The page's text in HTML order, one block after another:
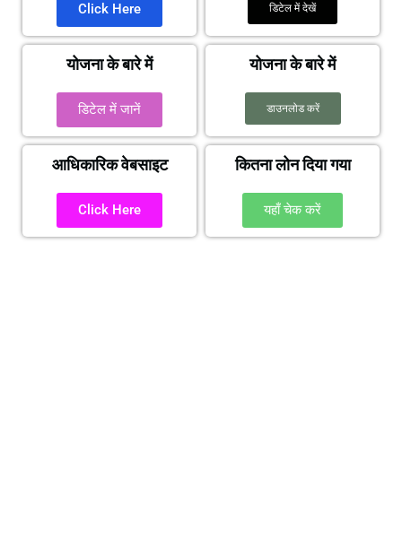
Click Here डिटेल में देखें
योजना के बारे में
डिटेल में जानें
योजना के बारे में
डाउनलोड करें
आधिकारिक वेबसाइट
Click Here
कितना लोन दिया गया
यहाँ चेक करें